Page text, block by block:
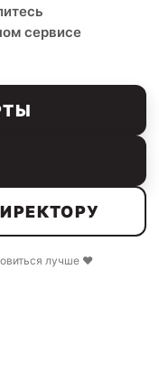
сервисе
лучше ❤️